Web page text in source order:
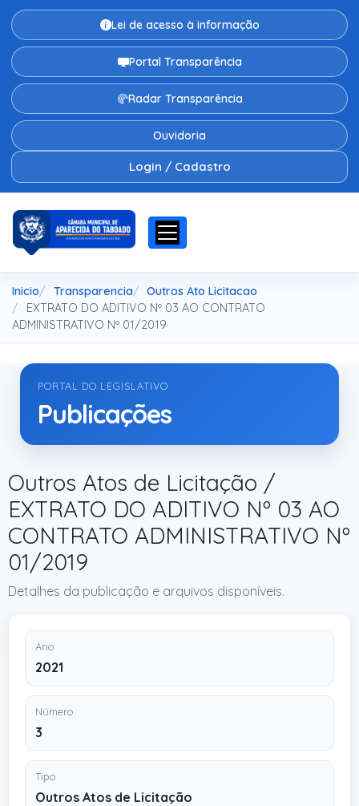
Lei de acesso à informação
Portal Transparência
Radar Transparência
Ouvidoria
Login / Cadastro
Inicio Transparencia
Outros Ato Licitacao
EXTRATO DO ADITIVO Nº 03 AO CONTRATO
ADMINISTRATIVO Nº 01/2019
PORTAL DO LEGISLATIVO
Publicações
Outros Atos de Licitação /
EXTRATO DO ADITIVO Nº 03 AO
CONTRATO ADMINISTRATIVO Nº
01/2019
Detalhes da publicação e arquivos disponíveis.
Ano
2021
Número
3
Tipo
Outros Atos de Licitação